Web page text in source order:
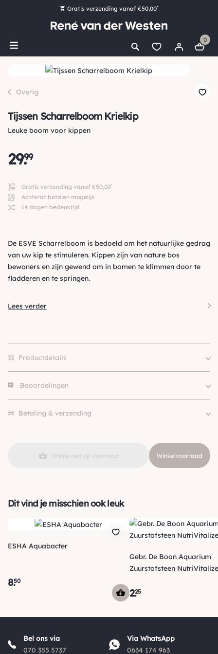
Gratis verzending vanaf €50,00*
Bestel nu, betaal later met Klarna
Ruim 16.000 artikelen op voorraad
0
Overig
Tijssen Scharrelboom Krielkip
Leuke boom voor kippen
29.
99
Gratis verzending vanaf €50,00*
Achteraf betalen mogelijk
14 dagen bedenktijd
De ESVE Scharrelboom is bedoeld om het natuurlijke gedrag
van uw kip te stimuleren. Kippen zijn van nature bos
bewoners en zijn gewend om in bomen te klimmen door te
fladderen en te springen.
Lees verder
Productdetails
Merk
SKU
210000023014
Beoordelingen
Betaling & verzending
Verzending
ontvangt een track & trace code van ons zodat je je pakketje
Online niet op voorraad Winkelvoorraad
Dit vind je misschien ook leuk
ESHA Aquabacter
8.50
Gebr. De Boon Aquarium
Zuurstofsteen
2.25
Bel ons via
070 355 5737
Via WhatsApp
0634 174 963